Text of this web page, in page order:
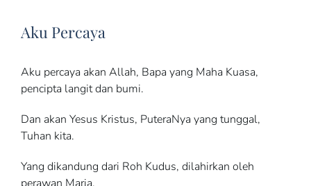
Aku Percaya
Aku percaya akan Allah, Bapa yang Maha Kuasa,
pencipta langit dan bumi.
Dan akan Yesus Kristus, PuteraNya yang tunggal,
Tuhan kita.
Yang dikandung dari Roh Kudus, dilahirkan oleh